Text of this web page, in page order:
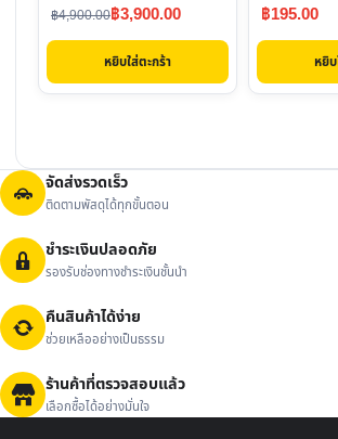
฿4,900.00
Original
price
฿4,900.00.
฿3,900.00
Current
price
฿3,900.00.
หยิบใส่ตะกร้า
฿195.00
หยิ
จัดส่งรวดเร็ว
ติดตามพัสดุได้ทุกขั้นตอน
ชำระเงินปลอดภัย
รองรับช่องทางชำระเงินชั้นนำ
คืนสินค้าได้ง่าย
ช่วยเหลืออย่างเป็นธรรม
ร้านค้าที่ตรวจสอบแล้ว
เลือกซื้อได้อย่างมั่นใจ